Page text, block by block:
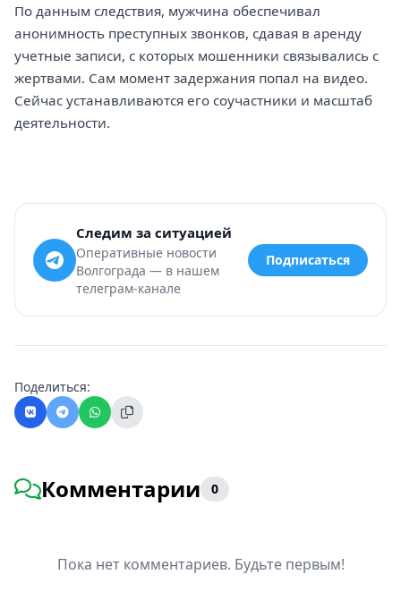
По данным следствия, мужчина обеспечивал
анонимность преступных звонков, сдавая в аренду
учетные записи, с которых мошенники связывались с
жертвами. Сам момент задержания попал на видео.
Сейчас устанавливаются его соучастники и масштаб
деятельности.
Следим за ситуацией
Оперативные новости
Волгограда — в нашем
телеграм-канале
Подписаться
Поделиться:
Комментарии 0
Пока нет комментариев. Будьте первым!